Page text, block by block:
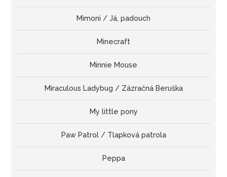
Mimoni / Já, padouch
Minecraft
Minnie Mouse
Miraculous Ladybug / Zázračná Beruška
My little pony
Paw Patrol / Tlapková patrola
Peppa